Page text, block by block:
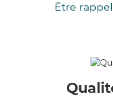
Être